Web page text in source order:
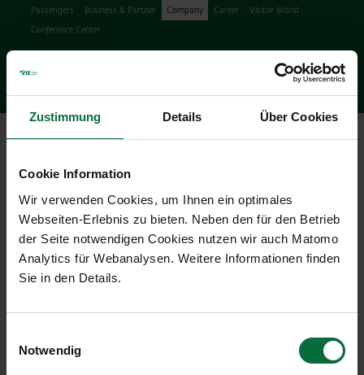
Zustimmung Details Über Cookies
Cookie Information
Wir verwenden Cookies, um Ihnen ein optimales
Webseiten-Erlebnis zu bieten. Neben den für den Betrieb
der Seite notwendigen Cookies nutzen wir auch Matomo
Analytics für Webanalysen. Weitere Informationen finden
Sie in den Details.
Notwendig
Passengers Business & Partner Company Career
Visitor World
Conference Center
search
Facebook
Instagram
Podcast
X Youtube
Press Releases & News
10/03/2024|Press releases